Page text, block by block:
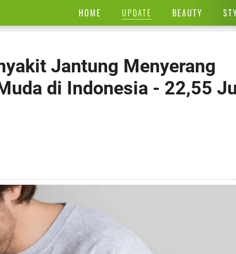
HOME UPDATE BEAUTY
Jantung Menyerang
di Indonesia - 22,55